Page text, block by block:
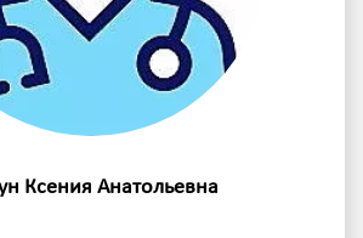
Ксения Анатольевна